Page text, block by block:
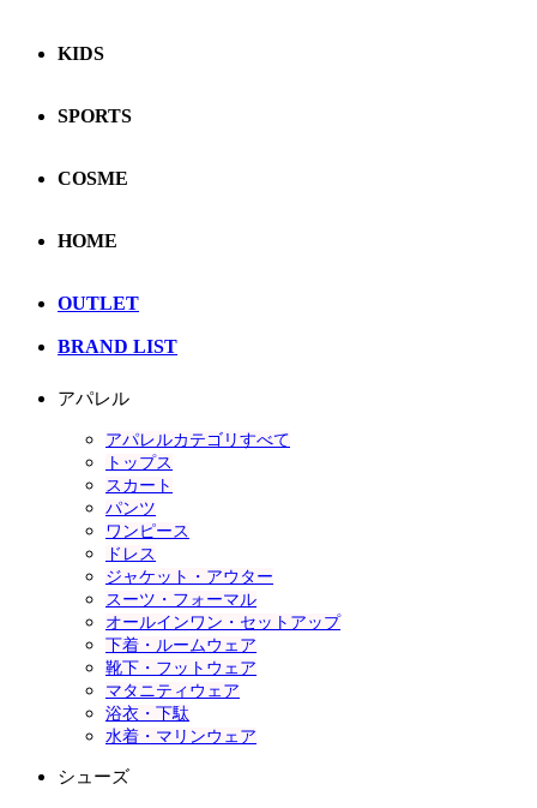
KIDS
SPORTS
COSME
HOME
OUTLET
BRAND LIST
アパレル
アパレルカテゴリすべて
トップス
スカート
パンツ
ワンピース
ドレス
ジャケット・アウター
スーツ・フォーマル
オールインワン・セットアップ
下着・ルームウェア
靴下・フットウェア
マタニティウェア
浴衣・下駄
水着・マリンウェア
シューズ